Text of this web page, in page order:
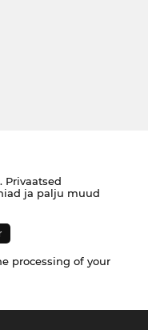
Privaatsed
ja palju muud
processing of your